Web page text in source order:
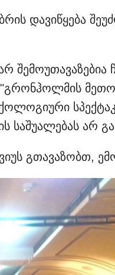
დავიწყება
შემოუთავაზებია
"გრონჰოლმის
საშუალებას არ
გთავაზობთ,